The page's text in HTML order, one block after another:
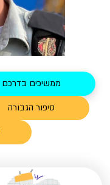
ממשיכים בדרכם
סיפור הגבורה